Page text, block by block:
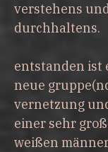
verstehens
durchhaltens.
entstanden ist
neue
vernetzung
einer sehr
weißen